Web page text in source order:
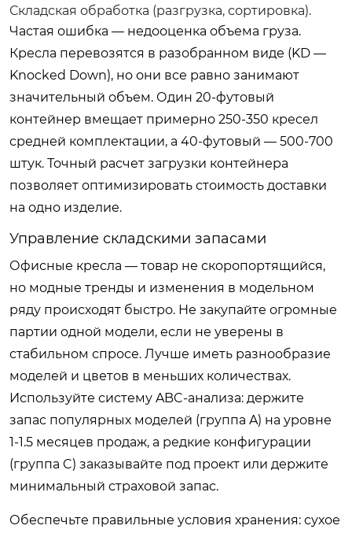
Складская обработка (разгрузка, сортировка).
Частая ошибка — недооценка объема груза.
Кресла перевозятся в разобранном виде (KD —
Knocked Down), но они все равно занимают
значительный объем. Один 20-футовый
контейнер вмещает примерно 250-350 кресел
средней комплектации, а 40-футовый — 500-700
штук. Точный расчет загрузки контейнера
позволяет оптимизировать стоимость доставки
на одно изделие.
Управление складскими запасами
Офисные кресла — товар не скоропортящийся,
но модные тренды и изменения в модельном
ряду происходят быстро. Не закупайте огромные
партии одной модели, если не уверены в
стабильном спросе. Лучше иметь разнообразие
моделей и цветов в меньших количествах.
Используйте систему ABC-анализа: держите
запас популярных моделей (группа A) на уровне
1-1.5 месяцев продаж, а редкие конфигурации
(группа C) заказывайте под проект или держите
минимальный страховой запас.
Обеспечьте правильные условия хранения: сухое